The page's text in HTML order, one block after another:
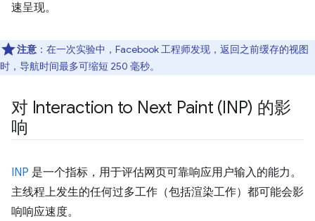
速呈现。
注意 ：在一次实验中，Facebook 工程师发现，返回之前缓存的视图
时，导航时间最多可缩短 250 毫秒。
对 Interaction to Next Paint (INP) 的影
响
INP 是一个指标，用于评估网页可靠响应用户输入的能力。
主线程上发生的任何过多工作（包括渲染工作）都可能会影
响响应速度。